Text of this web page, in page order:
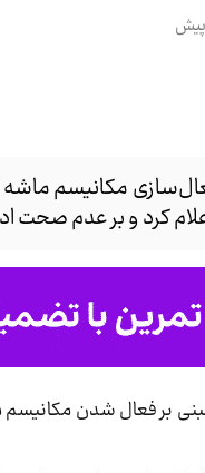
مکانیسم ماشه
اعلام کرد و بر عدم
مبنی بر فعال شدن